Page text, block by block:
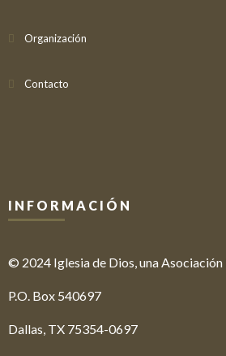
Organización
Contacto
INFORMACIÓN
© 2024 Iglesia de Dios, una
P.O. Box 540697
Dallas, TX 75354-0697